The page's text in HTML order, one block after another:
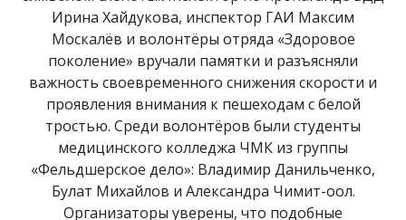
Ирина Хайдукова, инспектор ГАИ Максим
Москалёв и волонтёры отряда «Здоровое
поколение» вручали памятки и разъясняли
важность своевременного снижения скорости и
проявления внимания к пешеходам с белой
тростью. Среди волонтёров были студенты
медицинского колледжа ЧМК из группы
«Фельдшерское дело»: Владимир Данильченко,
Булат Михайлов и Александра Чимит-оол.
Организаторы уверены, что подобные